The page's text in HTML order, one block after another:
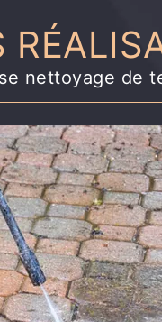
nettoyage de